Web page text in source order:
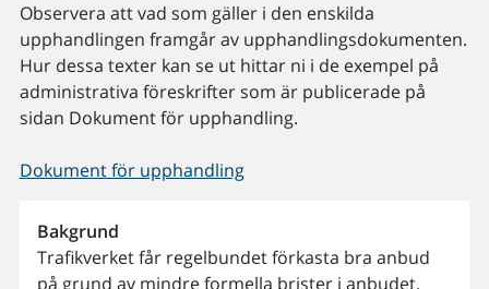
Observera att vad som gäller i den enskilda
upphandlingen framgår av upphandlingsdokumenten.
Hur dessa texter kan se ut hittar ni i de exempel på
administrativa föreskrifter som är publicerade på
sidan Dokument för upphandling.
Dokument för upphandling
Bakgrund
Trafikverket får regelbundet förkasta bra anbud
på grund av mindre formella brister i anbudet.